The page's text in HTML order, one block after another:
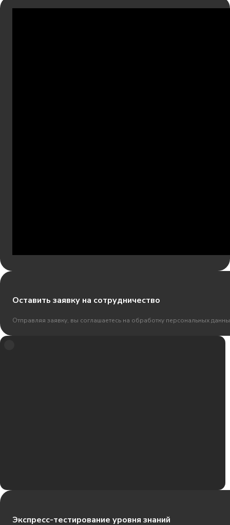
Оставить заявку на сотрудничество
Отправляя заявку, вы соглашаетесь на обработку персональных
Экспресс-тестирование уровня знаний